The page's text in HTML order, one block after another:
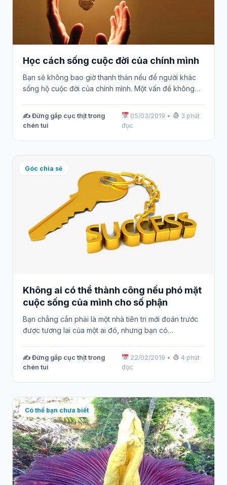
Học cách sống cuộc đời của chính mình
Bạn sẽ không bao giờ thanh thản nếu để người khác
sống hộ cuộc đời của chính mình. Một vấn đề không…
✍️ Đừng gắp cục thịt trong
chén tui
05/03/2019 •
3 phút
đọc
Góc chia sẻ
Không ai có thể thành công nếu phó mặt
cuộc sống của mình cho số phận
Bạn chẳng cần phải là một nhà tiên tri mới đoán trước
được tương lai của một ai đó, nhưng bạn có…
✍️ Đừng gắp cục thịt trong
chén tui
22/02/2019 •
4 phút
đọc
Có thể bạn chưa biết